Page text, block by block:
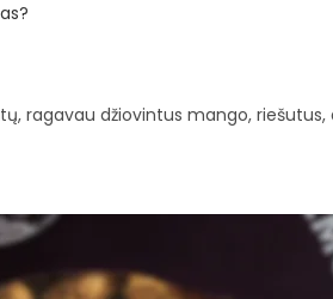
ragavau džiovintus mango,